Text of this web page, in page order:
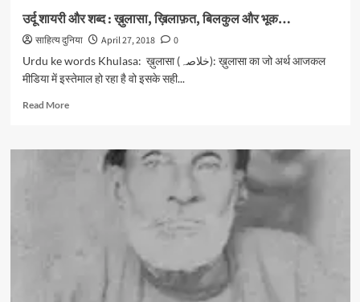
उर्दू शायरी और शब्द : ख़ुलासा, ख़िलाफ़त, बिलकुल और भूक…
साहित्य दुनिया April 27, 2018
0
Urdu ke words Khulasa: ख़ुलासा (خلاصہ): ख़ुलासा का जो अर्थ आजकल
मीडिया में इस्तेमाल हो रहा है वो इसके सही...
Read MoreRead
उर्दू
बिलकुल